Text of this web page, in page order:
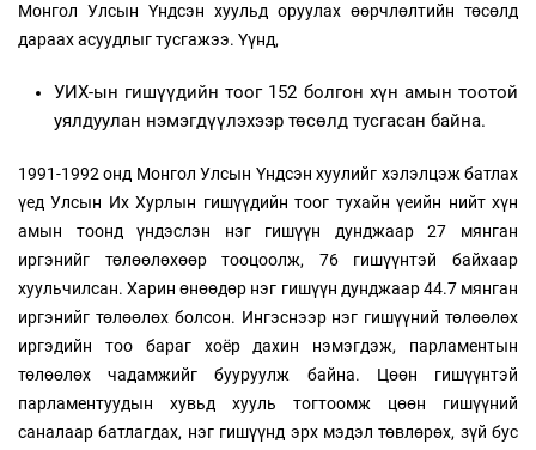
Монгол Улсын Үндсэн хуульд оруулах өөрчлөлтийн төсөлд
дараах асуудлыг тусгажээ. Үүнд,
УИХ-ын гишүүдийн тоог 152 болгон хүн амын тоотой
уялдуулан нэмэгдүүлэхээр төсөлд тусгасан байна.
1991-1992 онд Монгол Улсын Үндсэн хуулийг хэлэлцэж батлах
үед Улсын Их Хурлын гишүүдийн тоог тухайн үеийн нийт хүн
амын тоонд үндэслэн нэг гишүүн дунджаар 27 мянган
иргэнийг төлөөлөхөөр тооцоолж, 76 гишүүнтэй байхаар
хуульчилсан. Харин өнөөдөр нэг гишүүн дунджаар 44.7 мянган
иргэнийг төлөөлөх болсон. Ингэснээр нэг гишүүний төлөөлөх
иргэдийн тоо бараг хоёр дахин нэмэгдэж, парламентын
төлөөлөх чадамжийг бууруулж байна. Цөөн гишүүнтэй
парламентуудын хувьд хууль тогтоомж цөөн гишүүний
саналаар батлагдах, нэг гишүүнд эрх мэдэл төвлөрөх, зүй бус